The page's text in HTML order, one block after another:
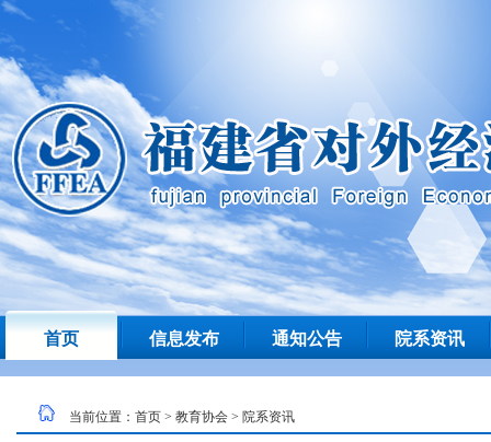
首页 信息发布 通知公告 院系资讯
当前位置： 首页 > 教育协会 > 院系资讯